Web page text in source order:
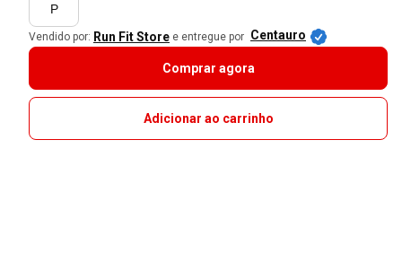
P
Vendido por: Run Fit Store e entregue por Centauro
Comprar agora
Adicionar ao carrinho